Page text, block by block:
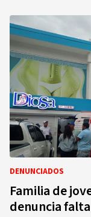
DENUNCIADOS
Familia de
denuncia